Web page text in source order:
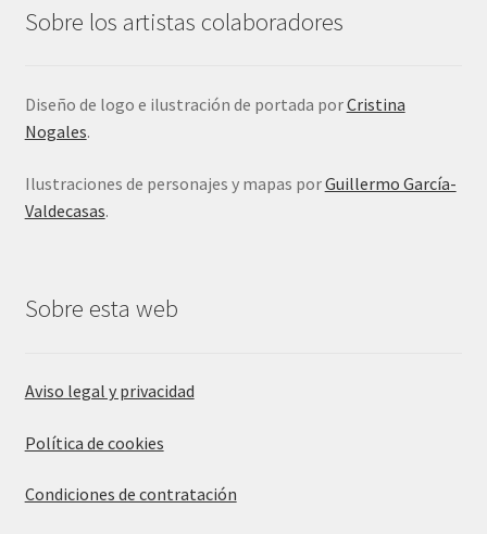
Sobre los artistas colaboradores
Diseño de logo e ilustración de portada porCristina
Nogales.
Ilustraciones de personajes y mapas porGuillermo García-
Valdecasas.
Sobre esta web
Aviso legal y privacidad
Política de cookies
Condiciones de contratación